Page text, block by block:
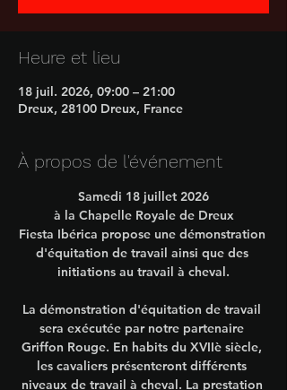
Heure et lieu
18 juil. 2026, 09:00 – 21:00
Dreux, 28100 Dreux, France
À propos de l'événement
Samedi 18 juillet 2026
à la Chapelle Royale de Dreux
Fiesta Ibérica propose une démonstration
d'équitation de travail ainsi que des
initiations au travail à cheval.
La démonstration d'équitation de travail
sera exécutée par notre partenaire
Griffon Rouge. En habits du XVIIè siècle,
les cavaliers présenteront différents
niveaux de travail à cheval. La prestation